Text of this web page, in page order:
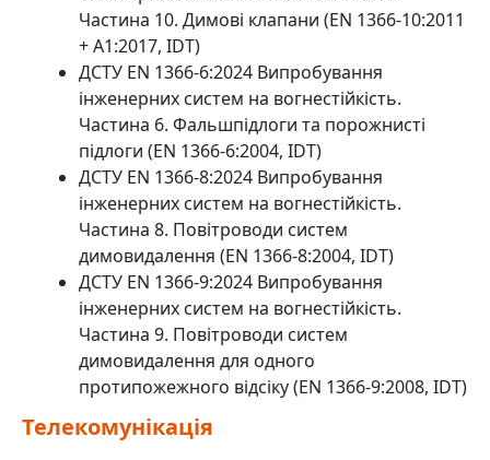
Частина 10. Димові клапани (EN 1366-10:2011
+ А1:2017, IDT)
ДСТУ EN 1366-6:2024 Випробування
інженерних систем на вогнестійкість.
Частина 6. Фальшпідлоги та порожнисті
підлоги (EN 1366-6:2004, IDT)
ДСТУ EN 1366-8:2024 Випробування
інженерних систем на вогнестійкість.
Частина 8. Повітроводи систем
димовидалення (EN 1366-8:2004, IDT)
ДСТУ EN 1366-9:2024 Випробування
інженерних систем на вогнестійкість.
Частина 9. Повітроводи систем
димовидалення для одного
протипожежного відсіку (EN 1366-9:2008, IDT)
Телекомунікація